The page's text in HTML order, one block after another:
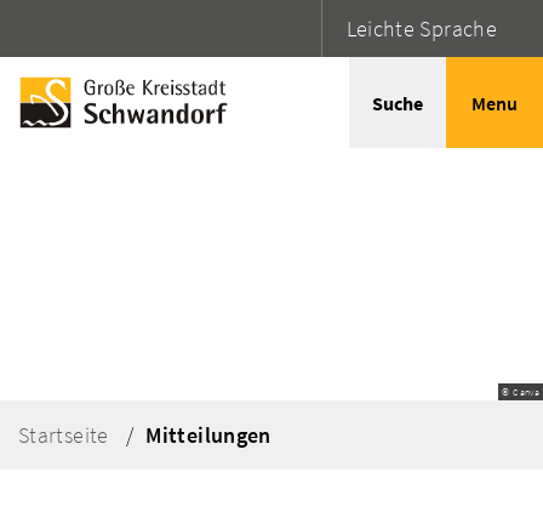
Leichte Sprache
Suche Menu
© Canva
Startseite Mitteilungen